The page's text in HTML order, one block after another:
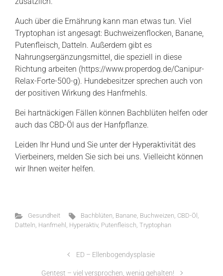
Auch über die Ernährung kann man etwas tun. Viel
Tryptophan ist angesagt: Buchweizenflocken, Banane,
Putenfleisch, Datteln. Außerdem gibt es
Nahrungsergänzungsmittel, die speziell in diese
Richtung arbeiten (https://www.properdog.de/Canipur-
Relax-Forte-500-g). Hundebesitzer sprechen auch von
der positiven Wirkung des Hanfmehls.
Bei hartnäckigen Fällen können Bachblüten helfen oder
auch das CBD-Öl aus der Hanfpflanze.
Leiden Ihr Hund und Sie unter der Hyperaktivität des
Vierbeiners, melden Sie sich bei uns. Vielleicht können
wir Ihnen weiter helfen.
Gesundheit Bachblüten, Banane, Buchweizen, CBD-Öl ,
Datteln, Hanfmehl , Hyperaktiv, Putenfleisch, Tryptophan
ED – Ellenbogendysplasie
Gentest – viel versprochen, wenig gehalten!